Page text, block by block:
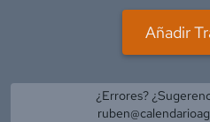
Añadir
¿Errores?